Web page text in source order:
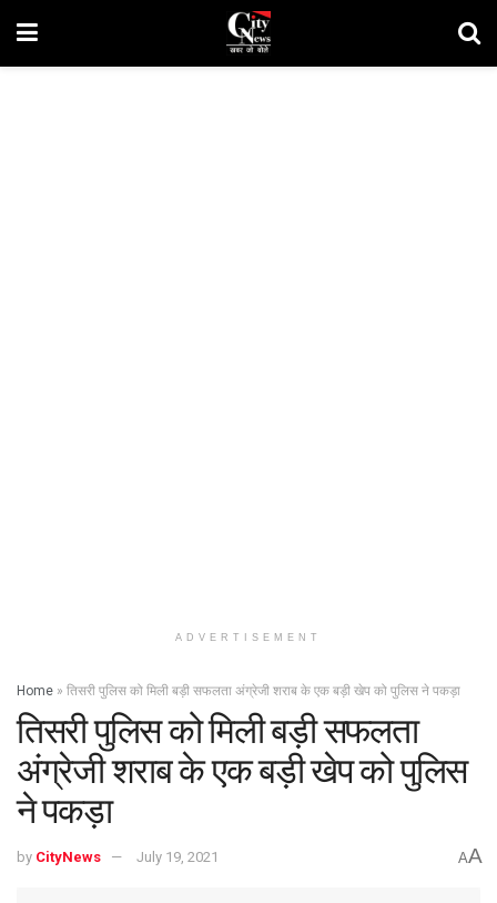
ADVERTISEMENT
Home » तिसरी पुलिस को मिली बड़ी सफलता अंग्रेजी शराब के एक बड़ी खेप को पुलिस ने पकड़ा
तिसरी पुलिस को मिली बड़ी सफलता
अंग्रेजी शराब के एक बड़ी खेप को पुलिस
ने पकड़ा
by CityNews July 19, 2021 AA